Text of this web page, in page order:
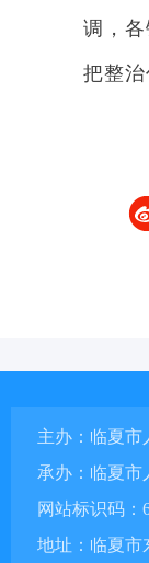
调，
把整
主办：临夏市
承办：临夏市
网站标识码：
地址：临夏市